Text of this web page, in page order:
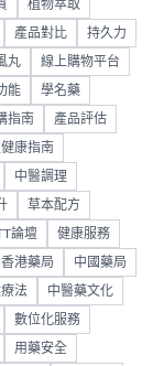
植物萃取
產品對比 持久力
丸 線上購物平台
能 學名藥
指南 產品評估
康指南
中醫調理
草本配方
論壇 健康服務
香港藥局 中國藥局
療法 中醫藥文化
數位化服務
用藥安全